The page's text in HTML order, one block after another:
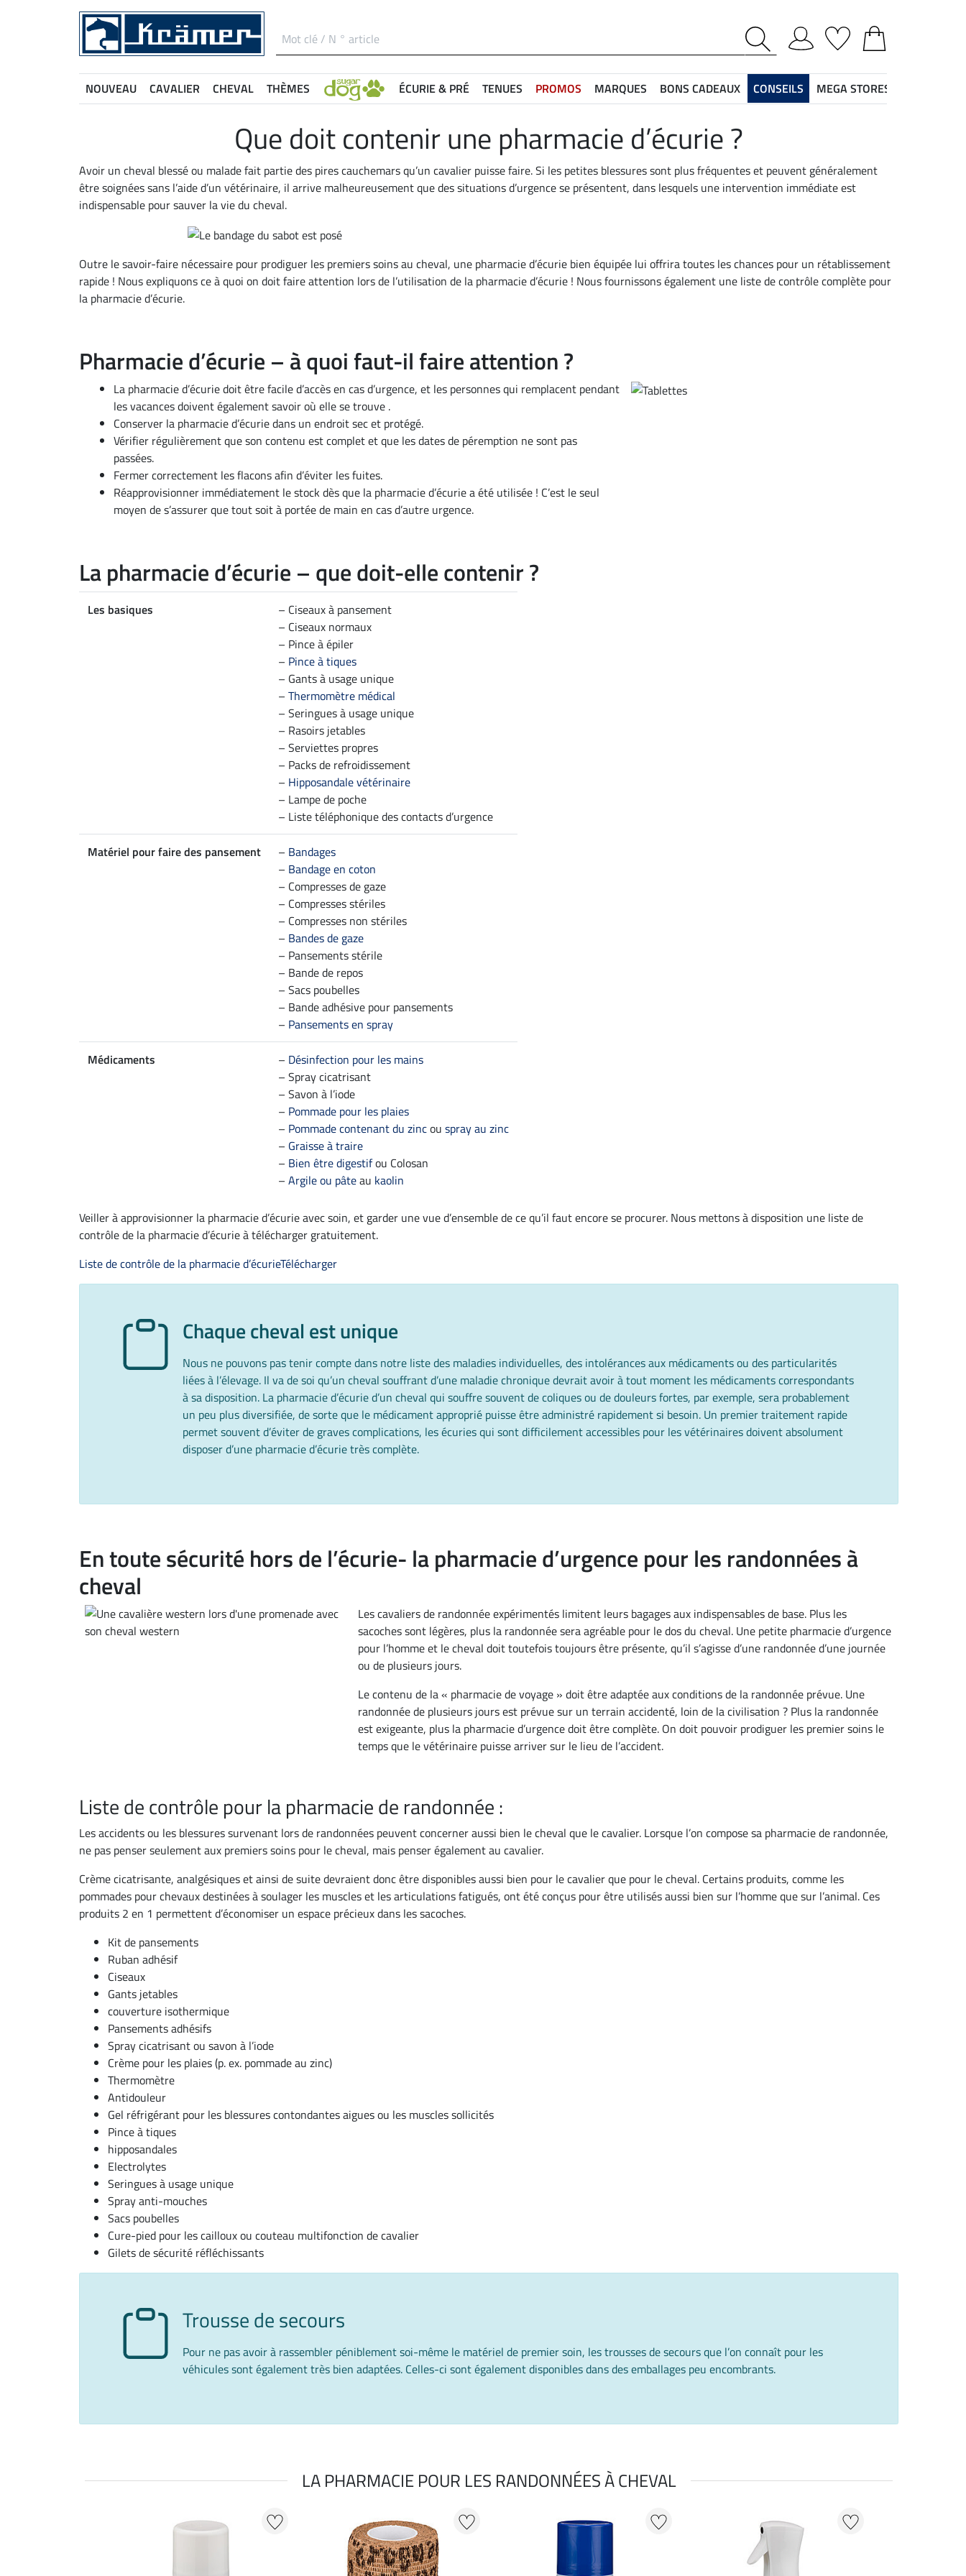
NOUVEAU CAVALIER CHEVAL THÈMES ÉCURIE & PRÉ TENUES PROMOS MARQUES BONS CADEAUX CONSEILS MEGA STORES
Que doit contenir une pharmacie d’écurie ?
Avoir un cheval blessé ou malade fait partie des pires cauchemars qu’un cavalier puisse faire. Si les petites blessures sont plus fréquentes et peuvent généralement
être soignées sans l’aide d’un vétérinaire, il arrive malheureusement que des situations d’urgence se présentent, dans lesquels une intervention immédiate est
indispensable pour sauver la vie du cheval.
Outre le savoir-faire nécessaire pour prodiguer les premiers soins au cheval, une pharmacie d’écurie bien équipée lui offrira toutes les chances pour un rétablissement
rapide ! Nous expliquons ce à quoi on doit faire attention lors de l’utilisation de la pharmacie d’écurie ! Nous fournissons également une liste de contrôle complète pour
la pharmacie d’écurie.
Pharmacie d’écurie – à quoi faut-il faire attention ?
La pharmacie d’écurie doit être facile d’accès en cas d’urgence, et les personnes qui remplacent pendant
les vacances doivent également savoir où elle se trouve .
Conserver la pharmacie d’écurie dans un endroit sec et protégé.
Vérifier régulièrement que son contenu est complet et que les dates de péremption ne sont pas
passées.
Fermer correctement les flacons afin d’éviter les fuites.
Réapprovisionner immédiatement le stock dès que la pharmacie d’écurie a été utilisée ! C’est le seul
moyen de s’assurer que tout soit à portée de main en cas d’autre urgence.
La pharmacie d’écurie – que doit-elle contenir ?
Les basiques
– Ciseaux à pansement
– Ciseaux normaux
– Pince à épiler
– Pince à tiques
– Gants à usage unique
– Thermomètre médical
– Seringues à usage unique
– Rasoirs jetables
– Serviettes propres
– Packs de refroidissement
– Hipposandale vétérinaire
– Lampe de poche
– Liste téléphonique des contacts d’urgence
Matériel pour faire des pansement – Bandages
– Bandage en coton
– Compresses de gaze
– Compresses stériles
– Compresses non stériles
– Bandes de gaze
– Pansements stérile
– Bande de repos
– Sacs poubelles
– Bande adhésive pour pansements
– Pansements en spray
Médicaments – Désinfection pour les mains
– Spray cicatrisant
– Savon à l’iode
– Pommade pour les plaies
– Pommade contenant du zincou spray au zinc
– Graisse à traire
– Bien être digestifou Colosan
– Argile ou pâteau kaolin
Veiller à approvisionner la pharmacie d’écurie avec soin, et garder une vue d’ensemble de ce qu’il faut encore se procurer. Nous mettons à disposition une liste de
contrôle de la pharmacie d’écurie à télécharger gratuitement.
Liste de contrôle de la pharmacie d’écurieTélécharger
Chaque cheval est unique
Nous ne pouvons pas tenir compte dans notre liste des maladies individuelles, des intolérances aux médicaments ou des particularités
liées à l’élevage. Il va de soi qu’un cheval souffrant d’une maladie chronique devrait avoir à tout moment les médicaments correspondants
à sa disposition. La pharmacie d’écurie d’un cheval qui souffre souvent de coliques ou de douleurs fortes, par exemple, sera probablement
un peu plus diversifiée, de sorte que le médicament approprié puisse être administré rapidement si besoin. Un premier traitement rapide
permet souvent d’éviter de graves complications, les écuries qui sont difficilement accessibles pour les vétérinaires doivent absolument
disposer d’une pharmacie d’écurie très complète.
En toute sécurité hors de l’écurie- la pharmacie d’urgence pour les randonnées à
cheval
Les cavaliers de randonnée expérimentés limitent leurs bagages aux indispensables de base. Plus les
sacoches sont légères, plus la randonnée sera agréable pour le dos du cheval. Une petite pharmacie d’urgence
pour l’homme et le cheval doit toutefois toujours être présente, qu’il s’agisse d’une randonnée d’une journée
ou de plusieurs jours.
Le contenu de la « pharmacie de voyage » doit être adaptée aux conditions de la randonnée prévue. Une
randonnée de plusieurs jours est prévue sur un terrain accidenté, loin de la civilisation ? Plus la randonnée
est exigeante, plus la pharmacie d’urgence doit être complète. On doit pouvoir prodiguer les premier soins le
temps que le vétérinaire puisse arriver sur le lieu de l’accident.
Liste de contrôle pour la pharmacie de randonnée :
Les accidents ou les blessures survenant lors de randonnées peuvent concerner aussi bien le cheval que le cavalier. Lorsque l’on compose sa pharmacie de randonnée,
ne pas penser seulement aux premiers soins pour le cheval, mais penser également au cavalier.
Crème cicatrisante, analgésiques et ainsi de suite devraient donc être disponibles aussi bien pour le cavalier que pour le cheval. Certains produits, comme les
pommades pour chevaux destinées à soulager les muscles et les articulations fatigués, ont été conçus pour être utilisés aussi bien sur l’homme que sur l’animal. Ces
produits 2 en 1 permettent d’économiser un espace précieux dans les sacoches.
Kit de pansements
Ruban adhésif
Ciseaux
Gants jetables
couverture isothermique
Pansements adhésifs
Spray cicatrisant ou savon à l’iode
Crème pour les plaies (p. ex. pommade au zinc)
Thermomètre
Antidouleur
Gel réfrigérant pour les blessures contondantes aigues ou les muscles sollicités
Pince à tiques
hipposandales
Electrolytes
Seringues à usage unique
Spray anti-mouches
Sacs poubelles
Cure-pied pour les cailloux ou couteau multifonction de cavalier
Gilets de sécurité réfléchissants
Trousse de secours
Pour ne pas avoir à rassembler péniblement soi-même le matériel de premier soin, les trousses de secours que l’on connaît pour les
véhicules sont également très bien adaptées. Celles-ci sont également disponibles dans des emballages peu encombrants.
LA PHARMACIE POUR LES RANDONNÉES À CHEVAL